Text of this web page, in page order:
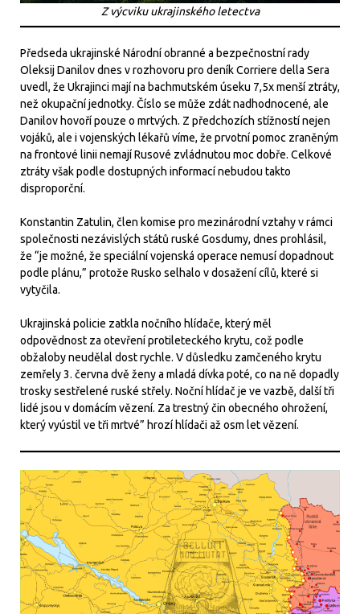
Z výcviku ukrajinského letectva
Předseda ukrajinské Národní obranné a bezpečnostní rady
Oleksij Danilov dnes v rozhovoru pro deník Corriere della Sera
uvedl, že Ukrajinci mají na bachmutském úseku 7,5x menší ztráty,
než okupační jednotky. Číslo se může zdát nadhodnocené, ale
Danilov hovoří pouze o mrtvých. Z předchozích stížností nejen
vojáků, ale i vojenských lékařů víme, že prvotní pomoc zraněným
na frontové linii nemají Rusové zvládnutou moc dobře. Celkové
ztráty však podle dostupných informací nebudou takto
disproporční.
Konstantin Zatulin, člen komise pro mezinárodní vztahy v rámci
společnosti nezávislých států ruské Gosdumy, dnes prohlásil,
že “je možné, že speciální vojenská operace nemusí dopadnout
podle plánu,” protože Rusko selhalo v dosažení cílů, které si
vytyčila.
Ukrajinská policie zatkla nočního hlídače, který měl
odpovědnost za otevření protileteckého krytu, což podle
obžaloby neudělal dost rychle. V důsledku zamčeného krytu
zemřely 3. června dvě ženy a mladá dívka poté, co na ně dopadly
trosky sestřelené ruské střely. Noční hlídač je ve vazbě, další tři
lidé jsou v domácím vězení. Za trestný čin obecného ohrožení,
který vyústil ve tři mrtvé” hrozí hlídači až osm let vězení.